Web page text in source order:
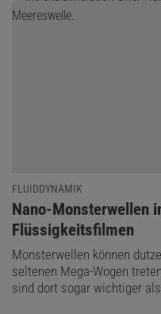
FLUIDDYNAMIK
:
Nano-Monsterwellen
Flüssigkeitsfilmen
Monsterwellen können
seltenen Mega-Wogen
sind dort sogar wichtiger